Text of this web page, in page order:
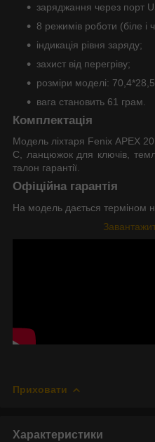
заряджання через порт
8 режимів роботи (біле і
індикація рівня заряду;
захист від перегріву;
розміри моделі:
вага становить 61 грам.
Комплектація
Модель ліхтаря Fenix APEX
C, ланцюжок для ключів,
талон гарантії.
Офіційна гарантія
На модель дається терміном
Приховати
Характеристики